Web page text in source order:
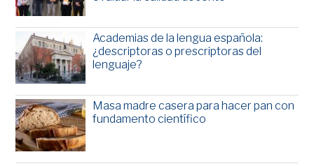
Academias de la lengua española:
¿descriptoras o prescriptoras del
lenguaje?
Masa madre casera para hacer pan con
fundamento científico